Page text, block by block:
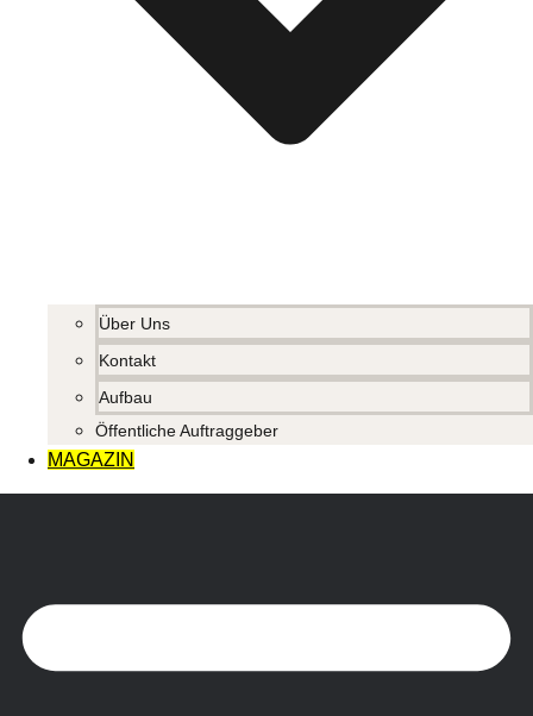
Über Uns
Kontakt
Aufbau
Öffentliche Auftraggeber
MAGAZIN